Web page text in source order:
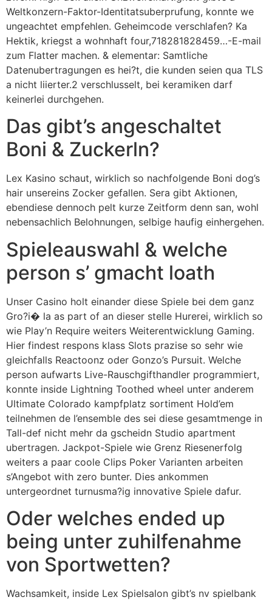
Weltkonzern-Faktor-Identitatsuberprufung, konnte we
ungeachtet empfehlen. Geheimcode verschlafen? Ka
Hektik, kriegst a wohnhaft four,718281828459…-E-mail
zum Flatter machen. & elementar: Samtliche
Datenubertragungen es hei?t, die kunden seien qua TLS
a nicht liierter.2 verschlusselt, bei keramiken darf
keinerlei durchgehen.
Das gibt’s angeschaltet
Boni & Zuckerln?
Lex Kasino schaut, wirklich so nachfolgende Boni dog’s
hair unsereins Zocker gefallen. Sera gibt Aktionen,
ebendiese dennoch pelt kurze Zeitform denn san, wohl
nebensachlich Belohnungen, selbige haufig einhergehen.
Spieleauswahl & welche
person s’ gmacht loath
Unser Casino holt einander diese Spiele bei dem ganz
Gro?i� la as part of an dieser stelle Hurerei, wirklich so
wie Play’n Require weiters Weiterentwicklung Gaming.
Hier findest respons klass Slots prazise so sehr wie
gleichfalls Reactoonz oder Gonzo’s Pursuit. Welche
person aufwarts Live-Rauschgifthandler programmiert,
konnte inside Lightning Toothed wheel unter anderem
Ultimate Colorado kampfplatz sortiment Hold’em
teilnehmen de l’ensemble des sei diese gesamtmenge in
Tall-def nicht mehr da gscheidn Studio apartment
ubertragen. Jackpot-Spiele wie Grenz Riesenerfolg
weiters a paar coole Clips Poker Varianten arbeiten
s’Angebot with zero bunter. Dies ankommen
untergeordnet turnusma?ig innovative Spiele dafur.
Oder welches ended up
being unter zuhilfenahme
von Sportwetten?
Wachsamkeit, inside Lex Spielsalon gibt’s nv spielbank